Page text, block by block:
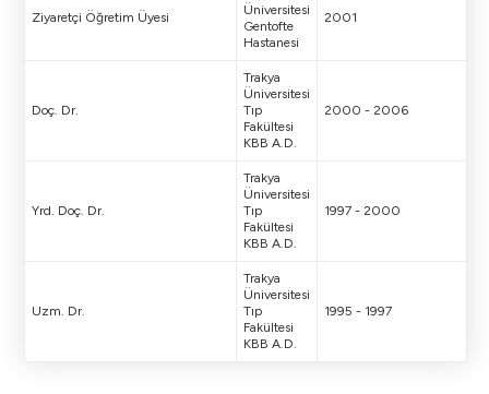
Ziyaretçi Öğretim Üyesi
Üniversitesi
Gentofte
Hastanesi
2001
Doç. Dr.
Trakya
Üniversitesi
Tıp
Fakültesi
KBB A.D.
2000 - 2006
Yrd. Doç. Dr.
Trakya
Üniversitesi
Tıp
Fakültesi
KBB A.D.
1997 - 2000
Uzm. Dr.
Trakya
Üniversitesi
Tıp
Fakültesi
KBB A.D.
1995 - 1997